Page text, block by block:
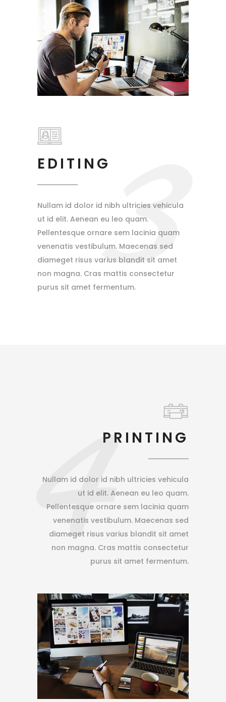
3
EDITING
Nullam id dolor id nibh ultricies vehicula
ut id elit. Aenean eu leo quam.
Pellentesque ornare sem lacinia quam
venenatis vestibulum. Maecenas sed
diameget risus varius blandit sit amet
non magna. Cras mattis consectetur
purus sit amet fermentum.
4PRINTING
Nullam id dolor id nibh ultricies vehicula
ut id elit. Aenean eu leo quam.
Pellentesque ornare sem lacinia quam
venenatis vestibulum. Maecenas sed
diameget risus varius blandit sit amet
non magna. Cras mattis consectetur
purus sit amet fermentum.